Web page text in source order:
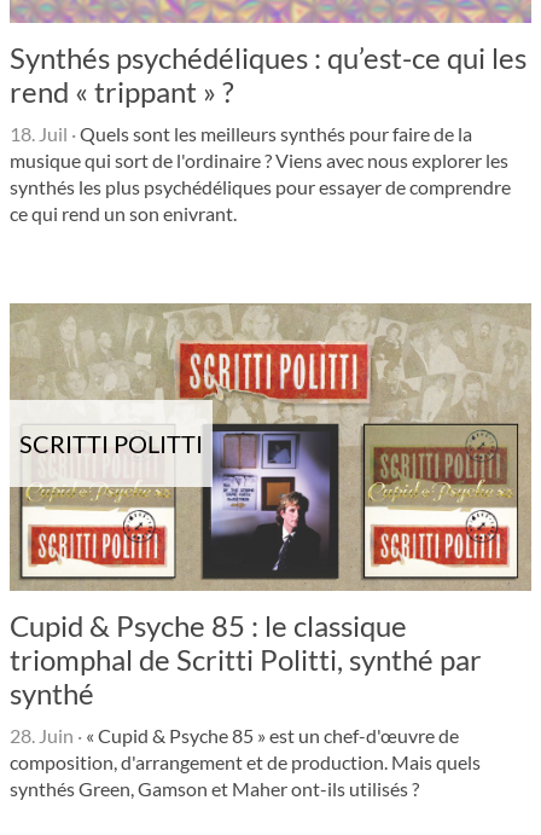
Synthés psychédéliques : qu’est-ce qui les
rend « trippant » ?
18. Juil ·Quels sont les meilleurs synthés pour faire de la
musique qui sort de l'ordinaire ? Viens avec nous explorer les
synthés les plus psychédéliques pour essayer de comprendre
ce qui rend un son enivrant.
SCRITTI POLITTI
Cupid & Psyche 85 : le classique
triomphal de Scritti Politti, synthé par
synthé
28. Juin · « Cupid & Psyche 85 » est un chef-d'œuvre de
composition, d'arrangement et de production. Mais quels
synthés Green, Gamson et Maher ont-ils utilisés ?